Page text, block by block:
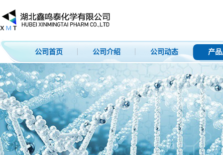
公司首页 公司介绍 公司动态 产